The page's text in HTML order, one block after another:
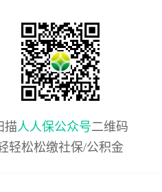
描人人保公众号二维码
轻松松缴社保/公积金